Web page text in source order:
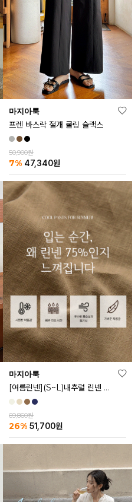
마지아룩
프렌 바스락 절개 쿨링 슬랙스
50,900원
7% 47,340원
마지아룩
[여름린넨](S~L)내추럴 린넨 와이드 밴딩 팬츠
69,860원
26% 51,700원